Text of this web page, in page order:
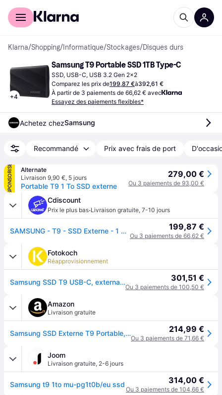
Acheter avec Klarna
Klarna/Shopping/ Informatique/Stockages/Disques durs
+4
Samsung T9 Portable SSD 1TB Type-C
SSD, USB-C, USB 3.2 Gen 2x2
Comparez les prix de199,87 €à392,61 €
À partir de 3 paiements de 66,62 € avec
Essayez des paiements flexibles*
Achetez chezSamsung
Recommandé Prix avec frais de port
SPONSORISÉ
Alternate
Livraison 9,90 €, 5 jours
Portable T9 1 To SSD externe
279,00 €
Ou 3 paiements de 93,00 €
Cdiscount
Prix le plus bas·Livraison gratuite, 7-10 jours
SAMSUNG - T9 - SSD Externe - 1 To - USB 3.2 - Vitesse lecture jusquà 2 000 Mo/s - Noir 199,87 €
Ou 3 paiements de 66,62 €
Fotokoch
Réapprovisionnement
Samsung SSD T9 USB-C, external hard disk 1TB black 301,51 €
Ou 3 paiements de 100,50 €
Amazon
Livraison gratuite
Samsung SSD Externe T9 Portable, 1 To, Vitesses de lecture/écriture jusqu'à 2000 Mo/s¹, USB 3.2 Gen 2x2, Compatible Mac, PC, Android et Appareils photo 12K, Noir, MU-PG1T0B/EU 214,99 €
Ou 3 paiements de 71,66 €
Joom
Livraison gratuite, 2-6 jours
Samsung t9 1to mu-pg1t0b/eu ssd 314,00 €
Ou 3 paiements de 104,66 €